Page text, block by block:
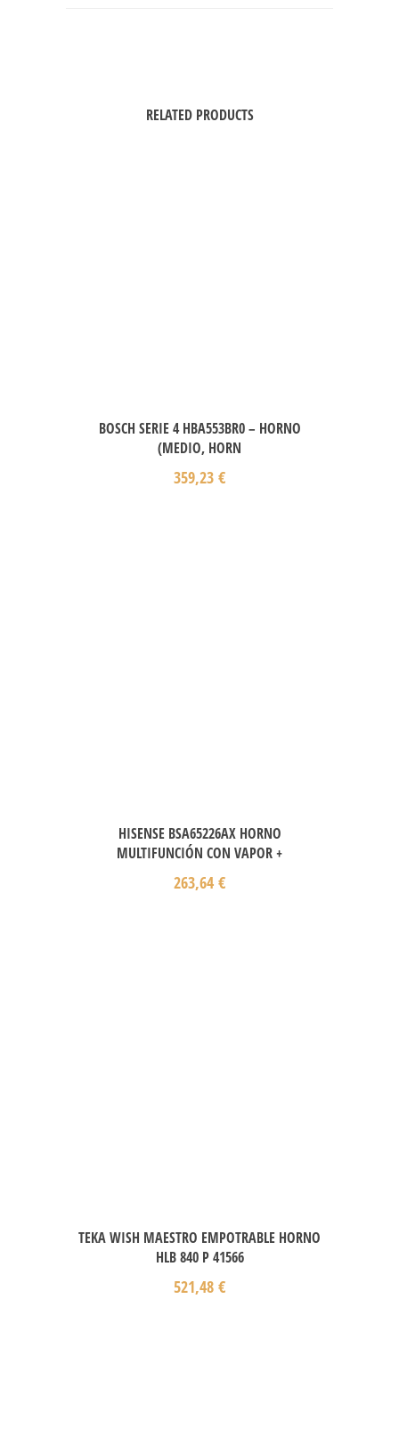
RELATED PRODUCTS
BOSCH SERIE 4 HBA553BR0 – HORNO
(MEDIO, HORN
359,23 €
HISENSE BSA65226AX HORNO
MULTIFUNCIÓN CON VAPOR +
263,64 €
TEKA WISH MAESTRO EMPOTRABLE HORNO
HLB 840 P 41566
521,48 €